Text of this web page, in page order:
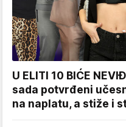
U ELITI 10 BIĆE
sada potvrđeni
na naplatu, a stiže i